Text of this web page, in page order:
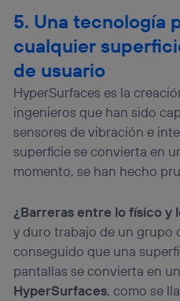
5. Una tecnología
cualquier
de usuario
HyperSurfaces es la
ingenieros que han sido
sensores de vibración e
superficie se convierta en
momento, se han hecho
¿Barreras entre lo físico y
y duro trabajo de un grupo
conseguido que una
pantallas se convierta en
HyperSurfaces, como se